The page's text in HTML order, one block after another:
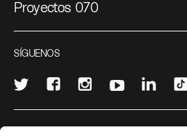
Proyectos 070
SÍGUENOS